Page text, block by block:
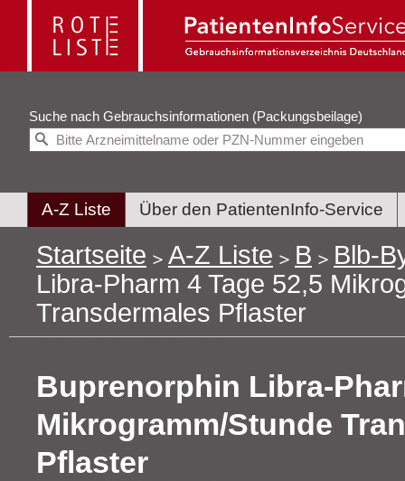
Suche nach Gebrauchsinformationen (Packungsbeilage)
A-Z Liste Über den PatientenInfo-Service
Startseite A-Z Liste B
Blb-
Libra-Pharm 4 Tage 52,5
Transdermales Pflaster
Buprenorphin Libra-
Mikrogramm/Stunde
Pflaster